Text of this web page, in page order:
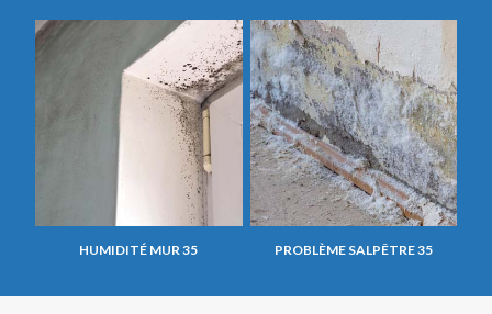
HUMIDITÉ MUR 35 PROBLÈME SALPÊTRE 35